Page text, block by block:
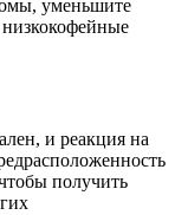
уменьшите
и реакция на
получить